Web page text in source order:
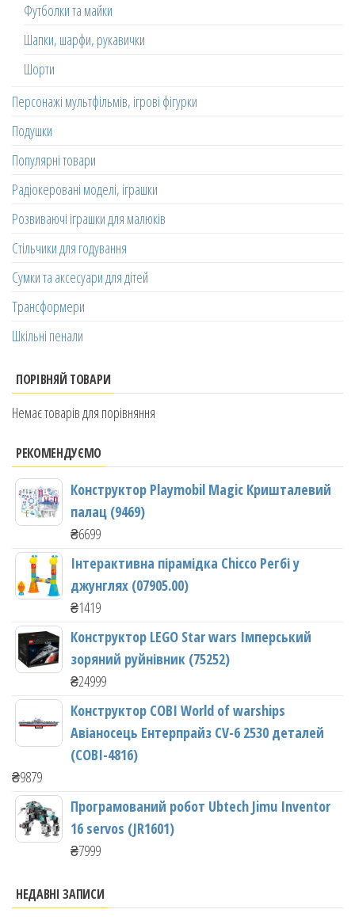
Футболки та майки
Шапки, шарфи, рукавички
Шорти
Персонажі мультфільмів, ігрові фігурки
Подушки
Популярні товари
Радіокеровані моделі, іграшки
Розвиваючі іграшки для малюків
Стільчики для годування
Сумки та аксесуари для дітей
Трансформери
Шкільні пенали
ПОРІВНЯЙ ТОВАРИ
Немає товарів для порівняння
РЕКОМЕНДУЄМО
Конструктор Playmobil Magic Кришталевий
палац (9469)
₴6699
Інтерактивна пірамідка Chicco Регбі у
джунглях (07905.00)
₴1419
Конструктор LEGO Star wars Імперський
зоряний руйнівник (75252)
₴24999
Конструктор COBI World of warships
Авіаносець Ентерпрайз CV-6 2530 деталей
(COBI-4816)
₴9879
Програмований робот Ubtech Jimu Inventor
16 servos (JR1601)
₴7999
НЕДАВНІ ЗАПИСИ